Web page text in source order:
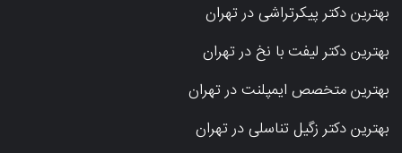
بهترین دکتر پیکرتراشی در تهران
بهترین دکتر لیفت با نخ در تهران
بهترین متخصص ایمپلنت در تهران
بهترین دکتر زگیل تناسلی در تهران